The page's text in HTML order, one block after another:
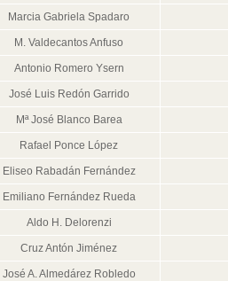
Marcia Gabriela Spadaro
M. Valdecantos Anfuso
Antonio Romero Ysern
José Luis Redón Garrido
Mª José Blanco Barea
Rafael Ponce López
Eliseo Rabadán Fernández
Emiliano Fernández Rueda
Aldo H. Delorenzi
Cruz Antón Jiménez
José A. Almedárez Robledo